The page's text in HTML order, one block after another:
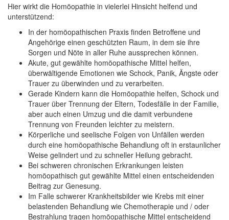
Hier wirkt die Homöopathie in vielerlei Hinsicht helfend und
unterstützend:
In der homöopathischen Praxis finden Betroffene und
Angehörige einen geschützten Raum, in dem sie ihre
Sorgen und Nöte in aller Ruhe aussprechen können.
Akute, gut gewählte homöopathische Mittel helfen,
überwältigende Emotionen wie Schock, Panik, Ängste oder
Trauer zu überwinden und zu verarbeiten.
Gerade Kindern kann die Homöopathie helfen, Schock und
Trauer über Trennung der Eltern, Todesfälle in der Familie,
aber auch einen Umzug und die damit verbundene
Trennung von Freunden leichter zu meistern.
Körperliche und seelische Folgen von Unfällen werden
durch eine homöopathische Behandlung oft in erstaunlicher
Weise gelindert und zu schneller Heilung gebracht.
Bei schweren chronischen Erkrankungen leisten
homöopathisch gut gewählte Mittel einen entscheidenden
Beitrag zur Genesung.
Im Falle schwerer Krankheitsbilder wie Krebs mit einer
belastenden Behandlung wie Chemotherapie und / oder
Bestrahlung tragen homöopathische Mittel entscheidend